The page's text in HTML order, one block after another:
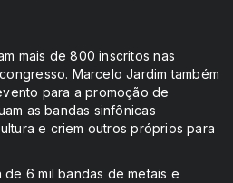
mais de 800 inscritos nas
Marcelo Jardim também
para a promoção de
as bandas sinfônicas
e criem outros próprios para
6 mil bandas de metais e